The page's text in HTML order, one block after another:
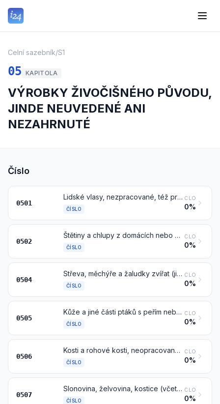
Celní sazebník/S1
05 KAPITOLA
VÝROBKY ŽIVOČIŠNÉHO PŮVODU,
JINDE NEUVEDENÉ ANI
NEZAHRNUTÉ
Číslo
0501
Lidské vlasy, nezpracované, též prané nebo odmaštěné; odpad z lidských vlasů
ČÍSLO
CLO
0%
0502
Štětiny a chlupy z domácích nebo divokých prasat; jezevčí a jiné chlupy k výrobě kartáčnického zboží; odpad z těchto štětin a chlupů
ČÍSLO
CLO
0%
0504
Střeva, měchýře a žaludky zvířat (jiných než ryb), celé a jejich části, čerstvé, chlazené, zmrazené, solené, ve slaném nálevu, sušené nebo uzené
ČÍSLO
CLO
0%
0505
Kůže a jiné části ptáků s peřím nebo prachovým peřím, peří a části per (též s přistřiženými okraji) a prachové peří, neopracované nebo pouze čištěné, dezinfikované nebo preparované z důvodu konzervace; prášek a odpad z ptačích per nebo jejich částí
ČÍSLO
CLO
0%
0506
Kosti a rohové kosti, neopracované, zbavené tuku, jednoduše opracované (avšak nepřiříznuté do tvaru), upravené kyselinou nebo zbavené klihu; prach a odpad z těchto produktů
ČÍSLO
CLO
0%
0507
Slonovina, želvovina, kostice (včetně vousů) velryb a jiných mořských savců, rohy, parohy, kopyta, paznehty, drápy a zobáky, neopracované nebo jednoduše opracované, avšak nepřiříznuté do tvaru; prach a odpad z těchto produktů
ČÍSLO
CLO
0%